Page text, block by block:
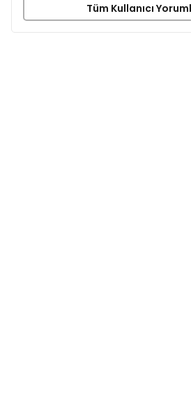
Tüm Kullanıcı